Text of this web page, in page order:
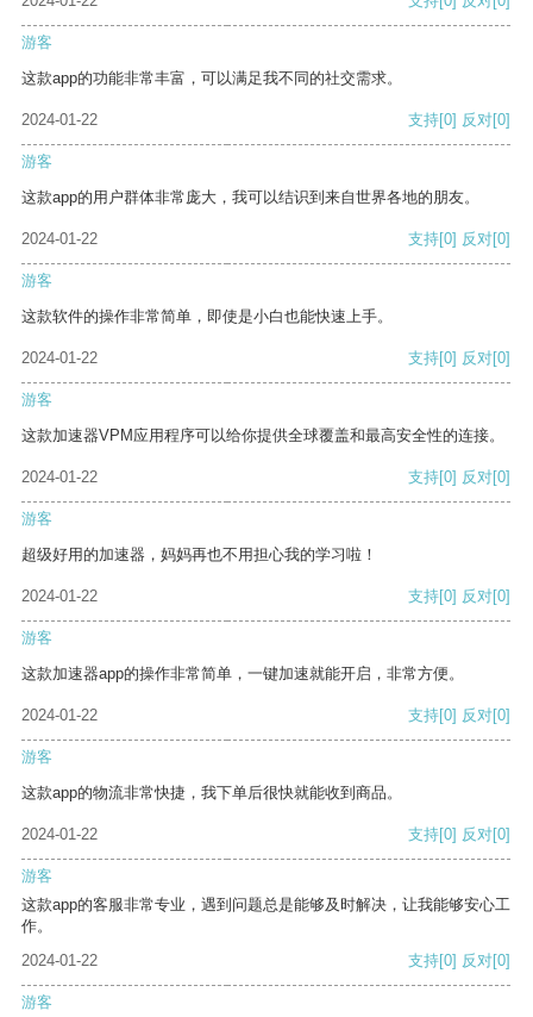
游客
这款app的功能非常丰富，可以满足我不同的社交需求。
2024-01-22 支持[0] 反对[0]
游客
这款app的用户群体非常庞大，我可以结识到来自世界各地的朋友。
2024-01-22 支持[0] 反对[0]
游客
这款软件的操作非常简单，即使是小白也能快速上手。
2024-01-22 支持[0] 反对[0]
游客
这款加速器VPM应用程序可以给你提供全球覆盖和最高安全性的连接。
2024-01-22 支持[0] 反对[0]
游客
超级好用的加速器，妈妈再也不用担心我的学习啦！
2024-01-22 支持[0] 反对[0]
游客
这款加速器app的操作非常简单，一键加速就能开启，非常方便。
2024-01-22 支持[0] 反对[0]
游客
这款app的物流非常快捷，我下单后很快就能收到商品。
2024-01-22 支持[0] 反对[0]
游客
这款app的客服非常专业，遇到问题总是能够及时解决，让我能够安心工
作。
2024-01-22
支持[0] 反对[0]
游客